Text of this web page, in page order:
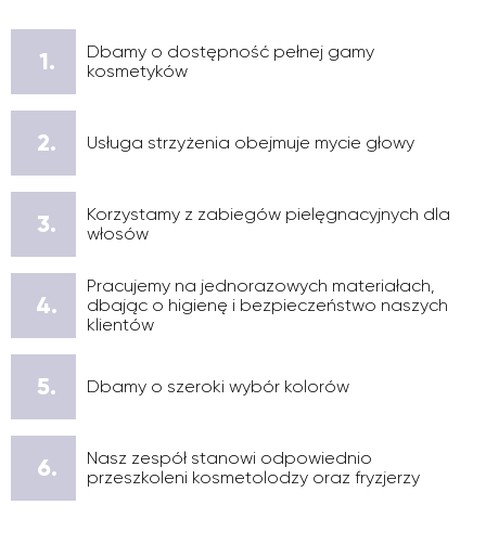
1.
Dbamy o dostępność pełnej gamy
kosmetyków
2. Usługa strzyżenia obejmuje mycie głowy
3.
Korzystamy z zabiegów pielęgnacyjnych dla
włosów
4.
Pracujemy na jednorazowych materiałach,
dbając o higienę i bezpieczeństwo naszych
klientów
5. Dbamy o szeroki wybór kolorów
6.
Nasz zespół stanowi odpowiednio
przeszkoleni kosmetolodzy oraz fryzjerzy